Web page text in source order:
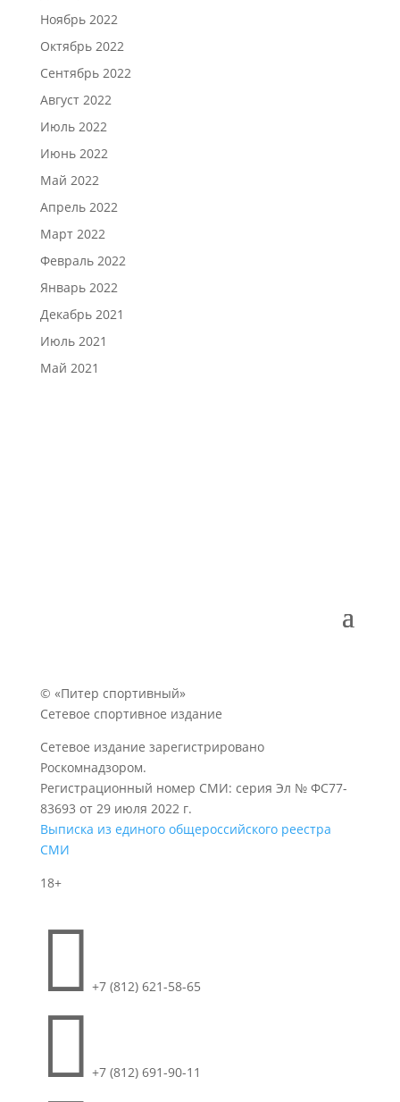
Ноябрь 2022
Октябрь 2022
Сентябрь 2022
Август 2022
Июль 2022
Июнь 2022
Май 2022
Апрель 2022
Март 2022
Февраль 2022
Январь 2022
Декабрь 2021
Июль 2021
Май 2021
© «Питер спортивный»
Сетевое спортивное издание
Сетевое издание зарегистрировано
Роскомнадзором.
Регистрационный номер СМИ: серия Эл № ФС77-
83693 от 29 июля 2022 г.
Выписка из единого общероссийского реестра
СМИ
18+
 +7 (812) 621-58-65
 +7 (812) 691-90-11